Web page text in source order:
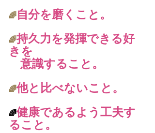
🌈 自分を磨くこと。
🌈持久力を発揮できる好
きを
意識すること。
🌈他と比べないこと。
🌈健康であるよう工夫す
ること。